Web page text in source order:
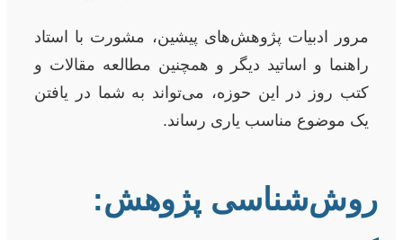
مرور ادبیات پژوهش‌های پیشین، مشورت با استاد
راهنما و اساتید دیگر و همچنین مطالعه مقالات و
کتب روز در این حوزه، می‌تواند به شما در یافتن
یک موضوع مناسب یاری رساند.
روش‌شناسی پژوهش: